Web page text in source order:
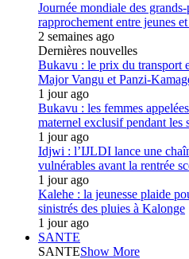
Journée mondiale des
rapprochement entre jeunes
2 semaines ago
Dernières nouvelles
Bukavu : le prix du transport
Major Vangu et Panzi-
1 jour ago
Bukavu : les femmes
maternel exclusif pendant les
1 jour ago
Idjwi : l’IJLDI lance une
vulnérables avant la rentrée
1 jour ago
Kalehe : la jeunesse plaide
sinistrés des pluies à Kalonge
1 jour ago
SANTE
SANTEShow More